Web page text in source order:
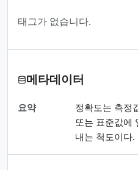
태그가 없습니다.
메타데이터
요약
정확도는 측정
또는 표준값에
내는 척도이다.